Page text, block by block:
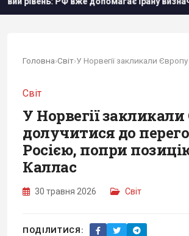
Головна›Світ›
Світ
У Норвегії
долучитися до
Росією, попри
Каллас
30 травня 2026 Світ
ПОДІЛИТИСЯ: